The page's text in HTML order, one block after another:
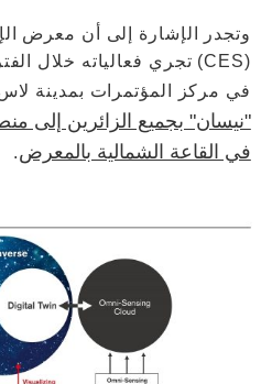
وتجدر الإشارة إلى أن معرض
في مركز المؤتمرات بمدينة
في القاعة الشمالية بالمعرض.